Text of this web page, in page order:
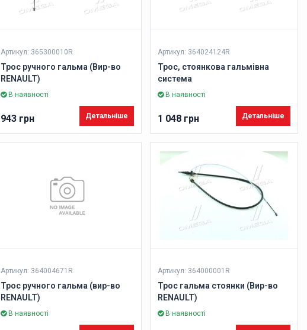
Артикул: 365300010R
Трос ручного гальма (Вир-во
RENAULT)
В наявності
943 грн Детальніше
Артикул: 364024124R
Трос, стоянкова гальмівна
система
В наявності
1 048 грн Детальніше
Артикул: 364004671R
Трос ручного гальма (вир-во
RENAULT)
В наявності
Артикул: 364000001R
Трос гальма стоянки (Вир-во
RENAULT)
В наявності